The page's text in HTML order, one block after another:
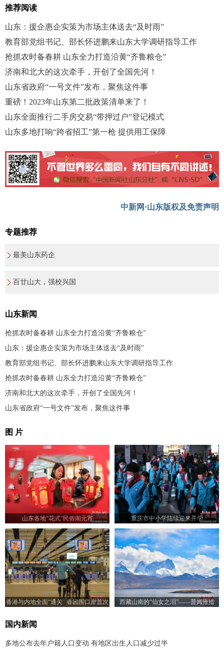
推荐阅读
山东：援企惠企实策为市场主体送去“及时雨”
教育部党组书记、部长怀进鹏来山东大学调研指导工作
抢抓农时备春耕 山东全力打造沿黄“齐鲁粮仓”
济南和北大的这次牵手，开创了全国先河！
山东省政府“一号文件”发布，聚焦这件事
重磅！2023年山东第二批政策清单来了！
山东全面推行二手房交易“带押过户”登记模式
山东多地打响“跨省招工”第一枪 提供用工保障
中新网·山东版权及免责声明
专题推荐
最美山东药企
百廿山大，强校兴国
山东新闻
抢抓农时备春耕 山东全力打造沿黄“齐鲁粮仓”
山东：援企惠企实策为市场主体送去“及时雨”
教育部党组书记、部长怀进鹏来山东大学调研指导工作
抢抓农时备春耕 山东全力打造沿黄“齐鲁粮仓”
济南和北大的这次牵手，开创了全国先河！
山东省政府“一号文件”发布，聚焦这件事
图 片
山东各地“花式”民俗闹元宵 重庆市中小学陆续迎来开学
香港与内地全面“通关” 香园围口岸首次
西藏山南的“仙女之泪”——普姆雍措
国内新闻
多地公布去年户籍人口变动 有地区出生人口减少过半